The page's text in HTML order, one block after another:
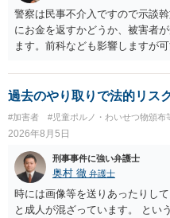
警察は民事不介入ですので示談
にお金を返すかどうか、被害者
ます。前科なども影響しますが
過去のやり取りで法的リス
#加害者 #児童ポルノ・わいせつ物頒布
2026年8月5日
刑事事件に強い弁護士
奥村 徹 弁護士
時には画像等を送りあったりし
と成人が混ざっています。 とい